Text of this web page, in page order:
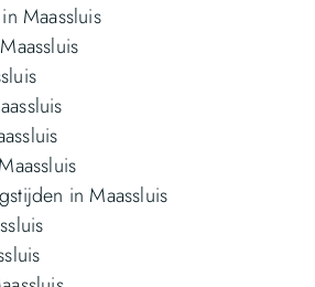
Maassluis
in Maassluis